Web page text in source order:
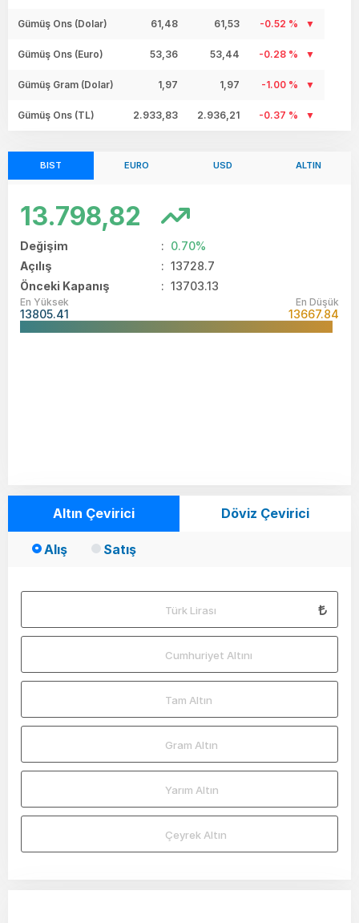
Gümüş Ons (Dolar) 61,48 61,53 -0.52 %
Gümüş Ons (Euro) 53,36 53,44 -0.28 %
Gümüş Gram (Dolar) 1,97 1,97 -1.00 %
Gümüş Ons (TL) 2.933,83 2.936,21 -0.37 %
BIST EURO USD ALTIN
13.798,82
Değişim : 0.70%
Açılış
: 13728.7
Önceki Kapanış
: 13703.13
En Yüksek
13805.41
En Düşük
13667.84
Altın Çevirici Döviz Çevirici
Alış Satış
Türk Lirası
Cumhuriyet Altını
Tam Altın
Gram Altın
Yarım Altın
Çeyrek Altın